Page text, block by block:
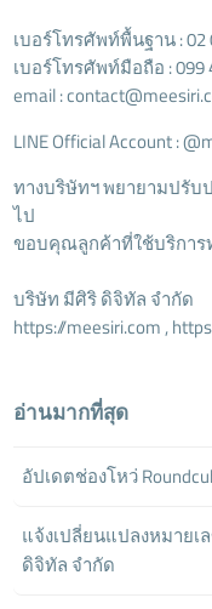
เบอร์โทรศัพท์พื้นฐาน : 02
เบอร์โทรศัพท์มือถือ : 099
email :
LINE Official Account :
ทางบริษัทฯ พยายามปรั
ไป
ขอบคุณลูกค้าที่ใช้บริการ
บริษัท มีศิริ ดิจิทัล จำกัด
https://meesiri.com,
อ่านมากที่สุด
อัปเดตช่องโหว่
แจ้งเปลี่ยนแปลงหมาย
ดิจิทัล จำกัด